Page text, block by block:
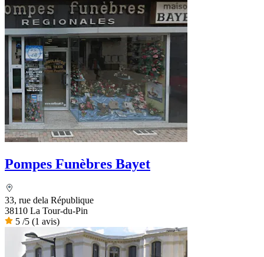
Pompes Funèbres Bayet
33, rue dela République
38110 La Tour-du-Pin
5 /5 (1 avis)